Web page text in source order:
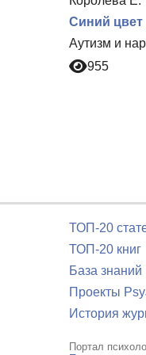
Cиний
Аутизм и
955
ТОП-20
ТОП-20 книг
База знаний
Проекты
История
Портал